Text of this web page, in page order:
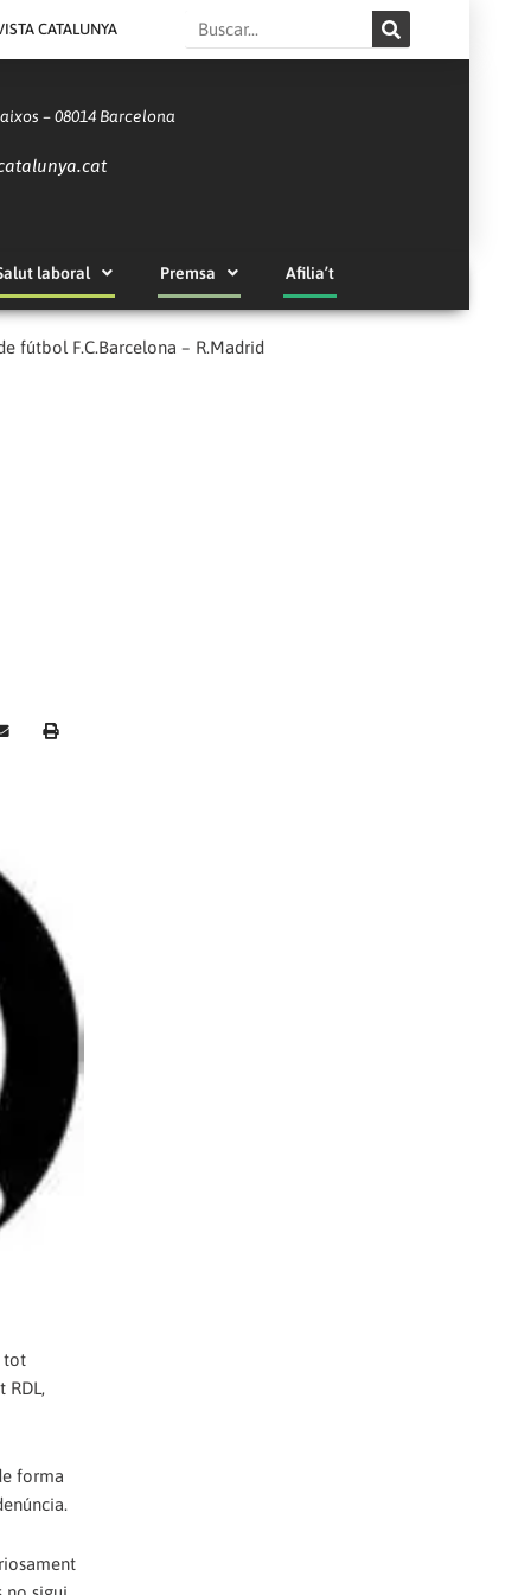
CATALUNYA Search
– 08014 Barcelona
laboral Premsa Afilia’t
fútbol F.C.Barcelona – R.Madrid
tot
RDL,
forma